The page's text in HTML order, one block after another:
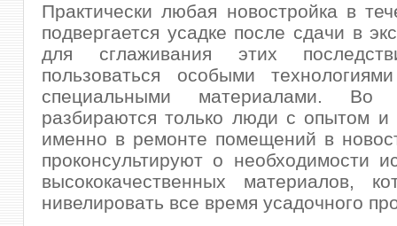
Практически любая новостройка в
подвергается усадке после сдачи в
для сглаживания этих
пользоваться особыми
специальными материалами.
разбираются только люди с опытом и
именно в ремонте помещений в
проконсультируют о необходимости
высококачественных материалов,
нивелировать все время усадочного